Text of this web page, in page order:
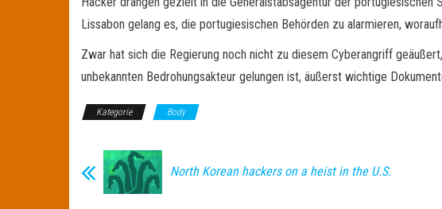
Lissabon gelang es, die portugiesischen Behörden zu alarmieren,
Zwar hat sich die Regierung noch nicht zu diesem Cyberangriff
unbekannten Bedrohungsakteur gelungen ist, äußerst wichtige
Kategorie Body
North Korean hackers on a heist in the U.S.